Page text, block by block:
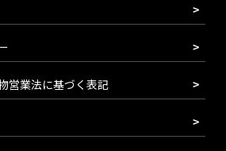
営業法に基づく表記